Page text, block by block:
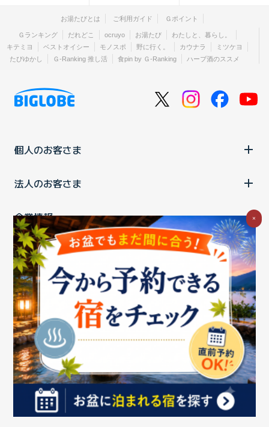
お湯たびとは ご利用ガイド Ｇポイント
Ｇランキング だれどこ ocruyo お湯たび
わたしと、暮らし。
キテミヨ
ベストオイシー モノスポ 野に行く。 カウナラ
ミツケヨ
たびゆかし
Ｇ-Ranking 推し活 食pin by Ｇ-Ranking ハーブ酒のススメ
個人のお客さま
法人のお客さま
企業情報
ご利用中の方
お問い合わせ消費税の表示 ウェブアクセシビリティの取り組み
個人情報保護ポリシープライバシーポータル
Cookieポリシー
特定商取引法に基づく表記情報セキュリティ基本方針
商標についてBIGLOBEトップ
Copyright ©BIGLOBE Inc. 2026.All rights reserved.
×